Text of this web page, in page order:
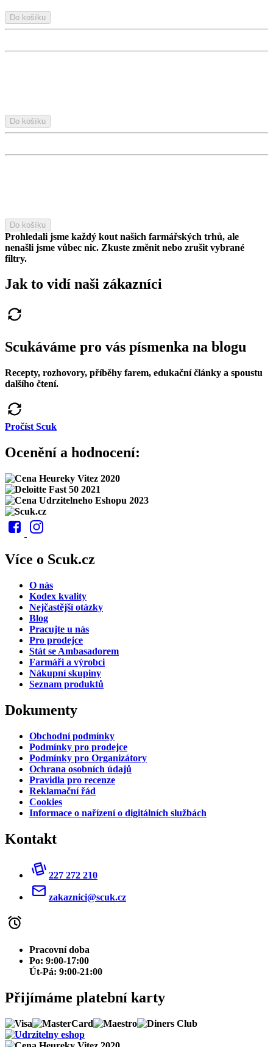
Do košíku
Do košíku
Do košíku
Prohledali jsme každý kout našich farmářských trhů, ale
nenašli jsme vůbec nic. Zkuste změnit nebo zrušit vybrané
filtry.
Jak to vidí naši zákazníci
Scukáváme pro vás písmenka na blogu
Recepty, rozhovory, příběhy farem, edukační články a spoustu
dalšího čtení.
Pročíst Scuk
Ocenění a hodnocení:
Více o Scuk.cz
O nás
Kodex kvality
Nejčastější otázky
Blog
Pracujte u nás
Pro prodejce
Stát se Ambasadorem
Farmáři a výrobci
Nákupní skupiny
Seznam produktů
Dokumenty
Obchodní podmínky
Podmínky pro prodejce
Podmínky pro Organizátory
Ochrana osobních údajů
Pravidla pro recenze
Reklamační řád
Cookies
Informace o nařízení o digitálních službách
Kontakt
227 272 210
zakaznici@scuk.cz
Pracovní doba
Po: 9:00-17:00
Út-Pá: 9:00-21:00
Přijímáme platební karty